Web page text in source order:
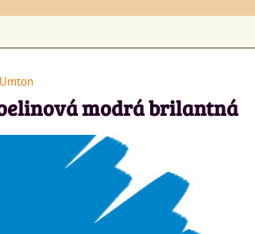
Umton
modrá brilantná